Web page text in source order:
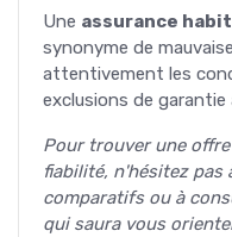
Une assurance
synonyme de
attentivement les
exclusions de
Pour trouver une
fiabilité, n'hésitez pas
comparatifs ou à
qui saura vous